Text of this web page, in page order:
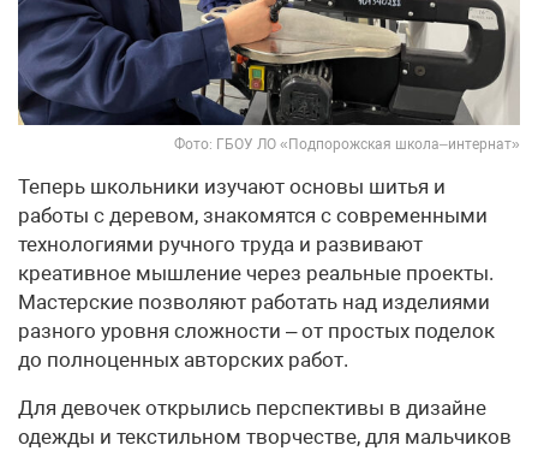
Фото: ГБОУ ЛО «Подпорожская школа–интернат»
Теперь школьники изучают основы шитья и
работы с деревом, знакомятся с современными
технологиями ручного труда и развивают
креативное мышление через реальные проекты.
Мастерские позволяют работать над изделиями
разного уровня сложности – от простых поделок
до полноценных авторских работ.
Для девочек открылись перспективы в дизайне
одежды и текстильном творчестве, для мальчиков